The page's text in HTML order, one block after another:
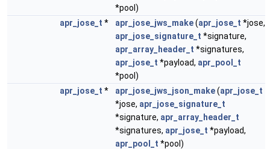
*pool)
apr_jose_t * apr_jose_jws_make(apr_jose_t *jose,
apr_jose_signature_t *signature,
apr_array_header_t *signatures,
apr_jose_t *payload, apr_pool_t
*pool)
apr_jose_t * apr_jose_jws_json_make(apr_jose_t
*jose, apr_jose_signature_t
*signature, apr_array_header_t
*signatures, apr_jose_t *payload,
apr_pool_t *pool)